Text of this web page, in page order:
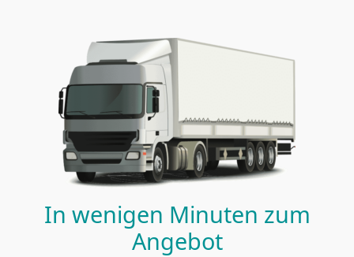
In wenigen Minuten zum
Angebot